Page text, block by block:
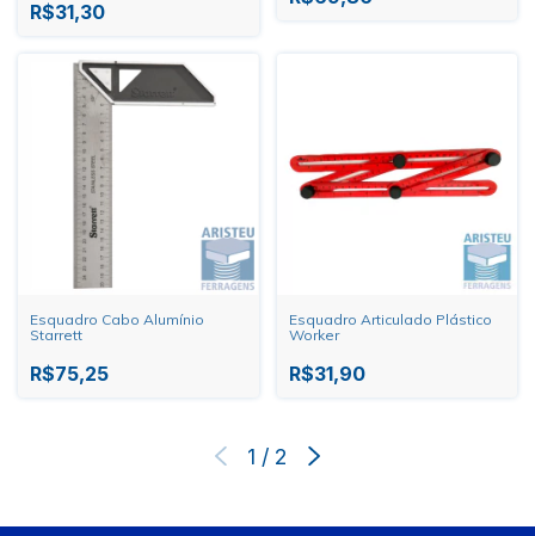
R$31,30
Esquadro Cabo Alumínio
Starrett
R$75,25
Esquadro Articulado Plástico
Worker
R$31,90
1 / 2